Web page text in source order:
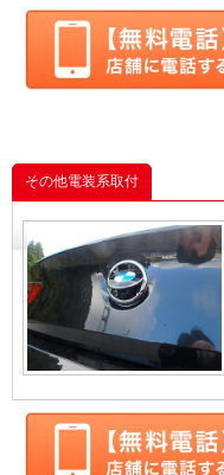
その他電装系取付